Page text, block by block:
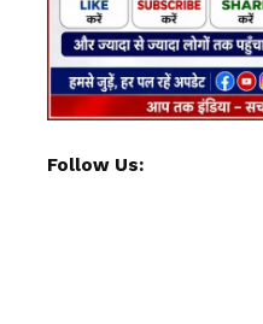
Follow Us: